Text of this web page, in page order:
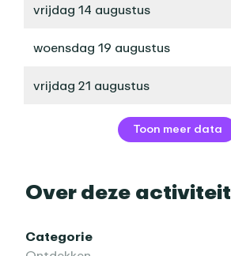
vrijdag 14 augustus
woensdag 19 augustus
vrijdag 21 augustus
Toon meer data
Over deze activiteit
Categorie